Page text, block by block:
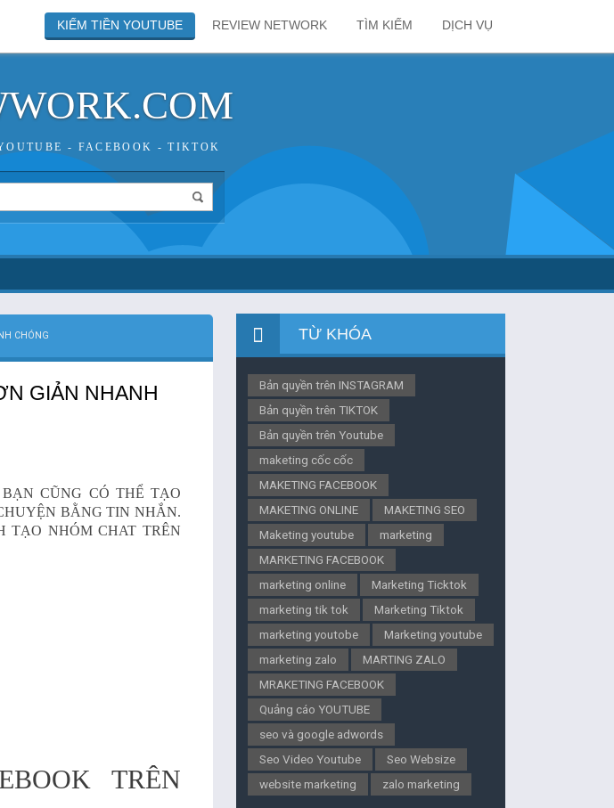
DỊCH VỤ
TÌM KIẾM
REVIEW NETWORK
KIẾM TIỀN YOUTUBE
- FACEBOOK - TIKTOK
CHÓNG
GIẢN NHANH
CŨNG CÓ THỂ TẠO
BẰNG TIN NHẮN.
TẠO NHÓM CHAT TRÊN
TRÊN
TỪ KHÓA
Bản quyền trên INSTAGRAM
Bản quyền trên TIKTOK
Bản quyền trên Youtube
maketing cốc cốc
MAKETING FACEBOOK
MAKETING ONLINE
MAKETING SEO
Maketing youtube
marketing
MARKETING FACEBOOK
marketing online
Marketing Ticktok
marketing tik tok
Marketing Tiktok
marketing youtobe
Marketing youtube
marketing zalo
MARTING ZALO
MRAKETING FACEBOOK
Quảng cáo YOUTUBE
seo và google adwords
Seo Video Youtube
Seo Websize
website marketing
zalo marketing